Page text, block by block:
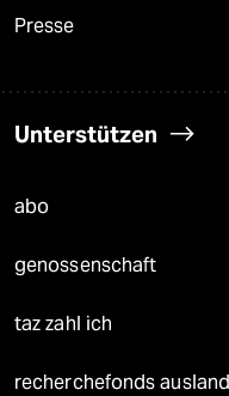
Presse
Unterstützen
abo
genossenschaft
taz zahl ich
recherchefonds ausland